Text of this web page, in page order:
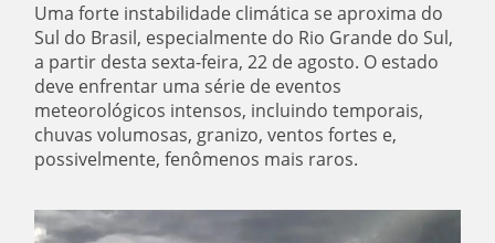
Uma forte instabilidade climática se aproxima do
Sul do Brasil, especialmente do Rio Grande do Sul,
a partir desta sexta-feira, 22 de agosto. O estado
deve enfrentar uma série de eventos
meteorológicos intensos, incluindo temporais,
chuvas volumosas, granizo, ventos fortes e,
possivelmente, fenômenos mais raros.